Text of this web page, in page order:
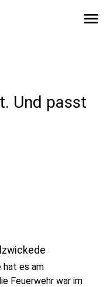
menu
Und passt
hat es am
Feuerwehr war im